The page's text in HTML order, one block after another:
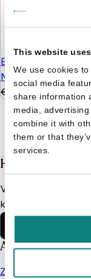
This website
We use cookies
social media
share information
media,
combine it with
them or that
services.
Buurman & Buurman
Magazine En Dvd
€
7,99 3,99
Heb je een vraag?
Vind binnen no-
klantenservice
Alles van
Zoek op leeftijd